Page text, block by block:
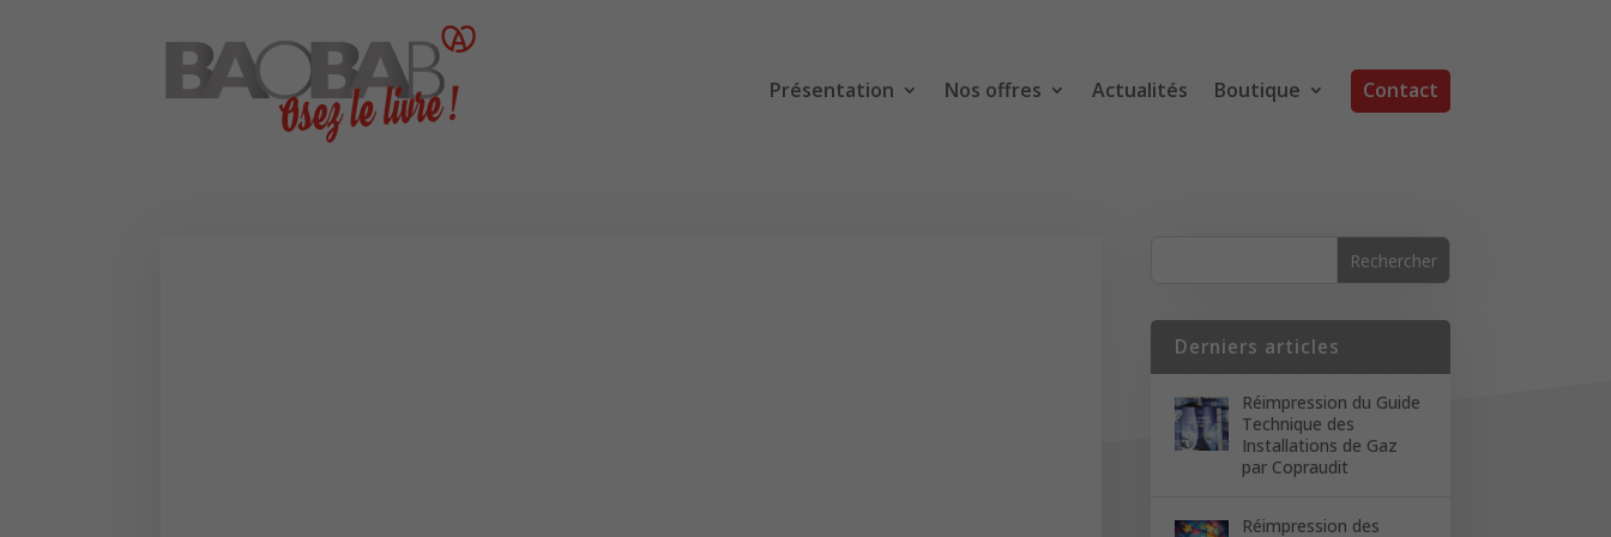
Présentation Nos offres Actualités Boutique Contact
Derniers articles
Réimpression du Guide
Technique des
Installations de Gaz
par Copraudit
Réimpression des